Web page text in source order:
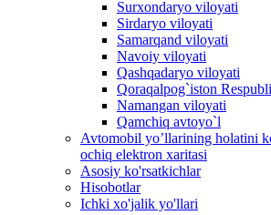
Surxondaryo viloyati
Sirdaryo viloyati
Samarqand viloyati
Navoiy viloyati
Qashqadaryo viloyati
Qoraqalpog`iston
Namangan viloyati
Qamchiq avtoyo`l
Avtomobil yo’llarining holatini
ochiq elektron xaritasi
Asosiy ko'rsatkichlar
Hisobotlar
Ichki xo'jalik yo'llari